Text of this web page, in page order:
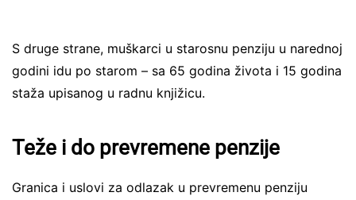
S druge strane, muškarci u starosnu penziju u narednoj
godini idu po starom – sa 65 godina života i 15 godina
staža upisanog u radnu knjižicu.
Teže i do prevremene penzije
Granica i uslovi za odlazak u prevremenu penziju